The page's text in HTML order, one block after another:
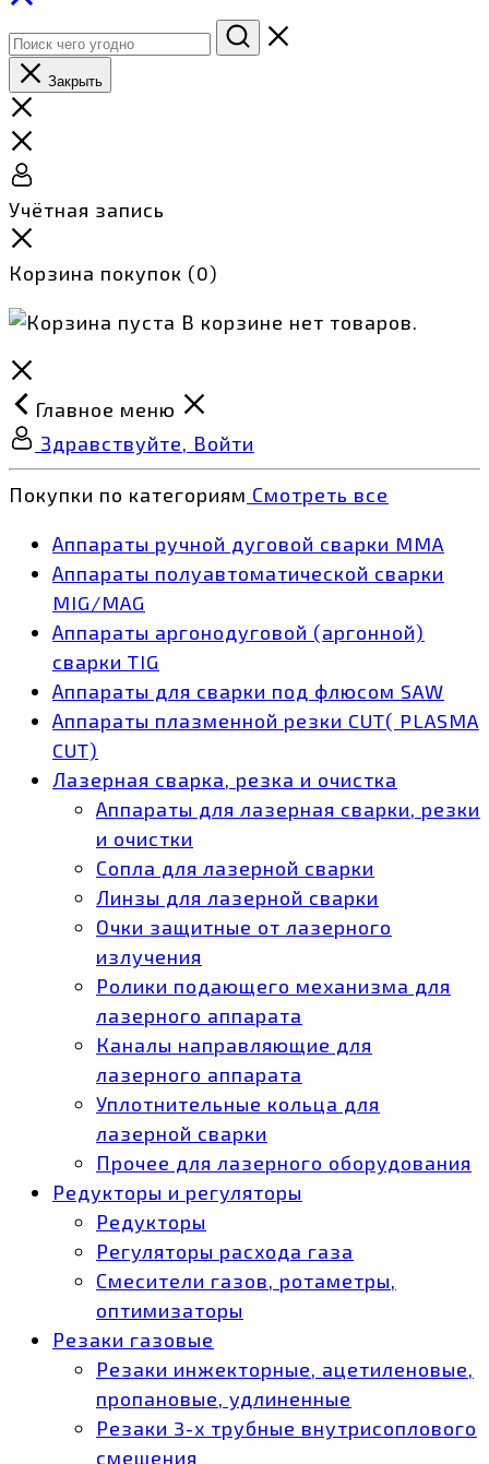
Закрыть
Учётная запись
Корзина покупок (0)
В корзине нет товаров.
Главное меню
Здравствуйте, Войти
Покупки по категориям Смотреть все
Аппараты ручной дуговой сварки MMA
Аппараты полуавтоматической сварки
MIG/MAG
Аппараты аргонодуговой (аргонной)
сварки TIG
Аппараты для сварки под флюсом SAW
Аппараты плазменной резки CUT( PLASMA
CUT)
Лазерная сварка, резка и очистка
Аппараты для лазерная сварки, резки
и очистки
Сопла для лазерной сварки
Линзы для лазерной сварки
Очки защитные от лазерного
излучения
Ролики подающего механизма для
лазерного аппарата
Каналы направляющие для
лазерного аппарата
Уплотнительные кольца для
лазерной сварки
Прочее для лазерного оборудования
Редукторы и регуляторы
Редукторы
Регуляторы расхода газа
Смесители газов, ротаметры,
оптимизаторы
Резаки газовые
Резаки инжекторные, ацетиленовые,
пропановые, удлиненные
Резаки 3-х трубные внутрисоплового
смешения